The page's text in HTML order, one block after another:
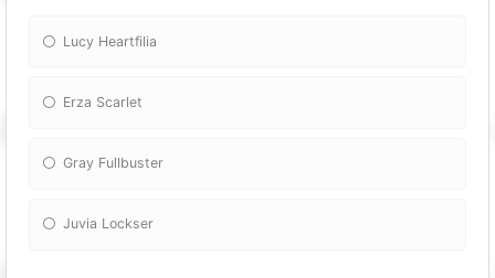
Lucy Heartfilia
Erza Scarlet
Gray Fullbuster
Juvia Lockser